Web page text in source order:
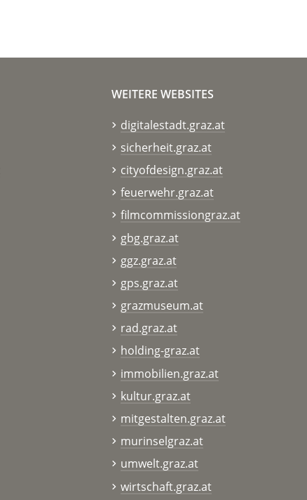
WEITERE WEBSITES
digitalestadt.graz.at
sicherheit.graz.at
cityofdesign.graz.at
feuerwehr.graz.at
filmcommissiongraz.at
gbg.graz.at
ggz.graz.at
gps.graz.at
grazmuseum.at
rad.graz.at
holding-graz.at
immobilien.graz.at
kultur.graz.at
mitgestalten.graz.at
murinselgraz.at
umwelt.graz.at
wirtschaft.graz.at